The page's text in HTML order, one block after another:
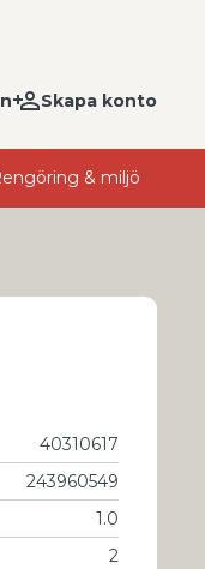
Skapa konto
& miljö
40310617
243960549
1.0
2